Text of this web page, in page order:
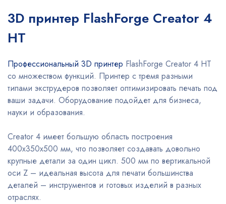
3D принтер FlashForge Creator 4
HT
Профессиональный 3D принтер FlashForge Creator 4 HT
со множеством функций. Принтер с тремя разными
типами экструдеров позволяет оптимизировать печать под
ваши задачи. Оборудование подойдет для бизнеса,
науки и образования.
Creator 4 имеет большую область построения
400х350х500 мм, что позволяет создавать довольно
крупные детали за один цикл. 500 мм по вертикальной
оси Z – идеальная высота для печати большинства
деталей – инструментов и готовых изделий в разных
отраслях.